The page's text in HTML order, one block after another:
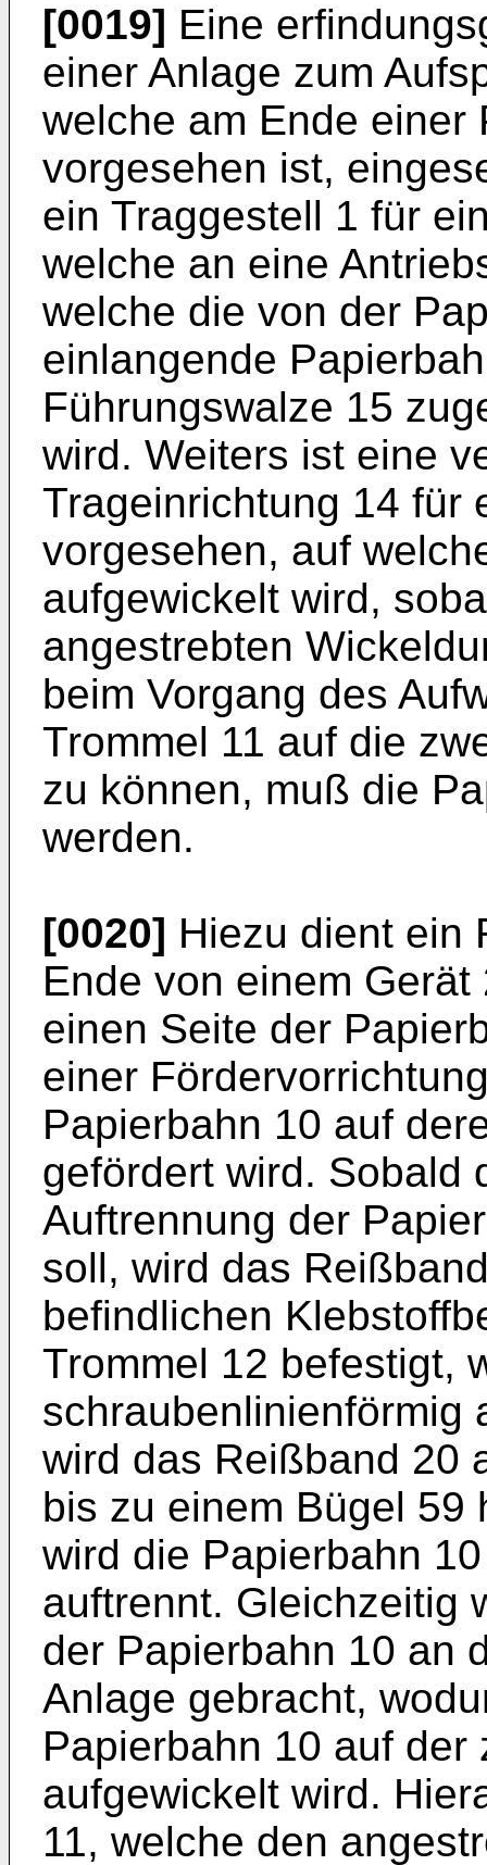
[0019] Eine
einer Anlage zum
welche am Ende einer
vorgesehen ist,
ein Traggestell 1 für
welche an eine
welche die von der
einlangende
Führungswalze 15
wird. Weiters ist eine
Trageinrichtung 14 für
vorgesehen, auf
aufgewickelt wird,
angestrebten
beim Vorgang des
Trommel 11 auf die
zu können, muß die
werden.
[0020] Hiezu dient ein
Ende von einem
einen Seite der
einer
Papierbahn 10 auf
gefördert wird. Sobald
Auftrennung der
soll, wird das
befindlichen
Trommel 12 befestigt,
schraubenlinienförmig
wird das Reißband 20
bis zu einem Bügel 59
wird die Papierbahn
auftrennt. Gleichzeitig
der Papierbahn 10 an
Anlage gebracht,
Papierbahn 10 auf der
aufgewickelt wird.
11, welche den